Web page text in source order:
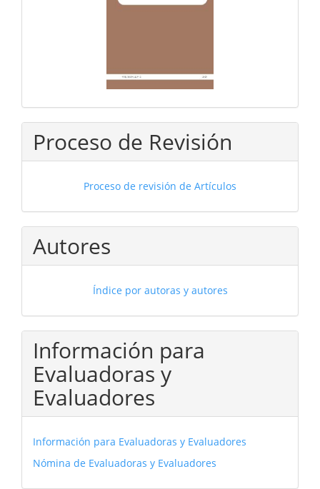
Proceso de Revisión
Proceso de revisión de Artículos
Autores
Índice por autoras y autores
Información para
Evaluadoras y
Evaluadores
Información para Evaluadoras y Evaluadores
Nómina de Evaluadoras y Evaluadores